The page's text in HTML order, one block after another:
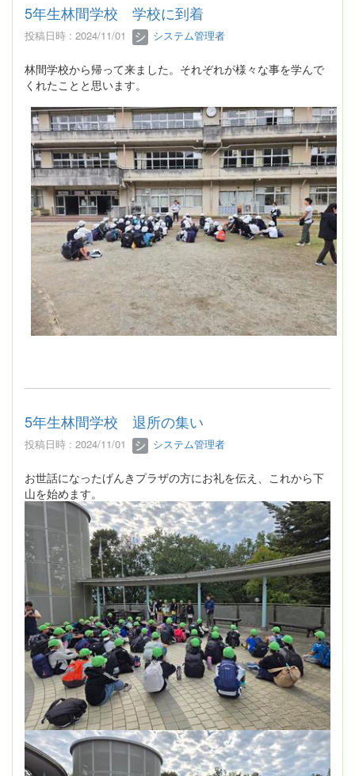
5年生林間学校 学校に到着
投稿日時 : 2024/11/01 システム管理者
林間学校から帰って来ました。それぞれが様々な事を学んで
くれたことと思います。
5年生林間学校 退所の集い
投稿日時 : 2024/11/01 システム管理者
お世話になったげんきプラザの方にお礼を伝え、これから下
山を始めます。